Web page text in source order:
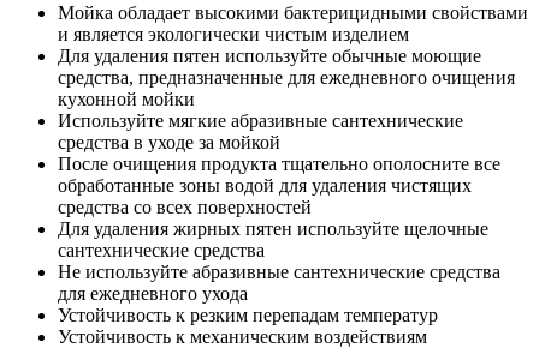
Мойка обладает высокими бактерицидными свойствами
и является экологически чистым изделием
Для удаления пятен используйте обычные моющие
средства, предназначенные для ежедневного очищения
кухонной мойки
Используйте мягкие абразивные сантехнические
средства в уходе за мойкой
После очищения продукта тщательно ополосните все
обработанные зоны водой для удаления чистящих
средства со всех поверхностей
Для удаления жирных пятен используйте щелочные
сантехнические средства
Не используйте абразивные сантехнические средства
для ежедневного ухода
Устойчивость к резким перепадам температур
Устойчивость к механическим воздействиям